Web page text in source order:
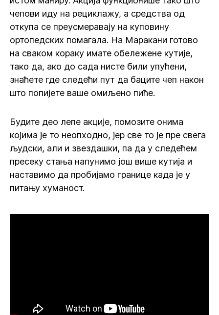
чепови иду на рециклажу, а средства од
откупа се преусмеравају на куповину
ортопедских помагала. На Маракани готово
на сваком кораку имате обележене кутије,
тако да, ако до сада нисте били упућени,
знаћете где следећи пут да баците чеп након
што попијете ваше омиљено пиће.
Будите део лепе акције, помозите онима
којима је то неопходно, јер све то је пре свега
људски, али и звездашки, па да у следећем
пресеку стања напунимо још више кутија и
наставимо да пробијамо границе када је у
питању хуманост.